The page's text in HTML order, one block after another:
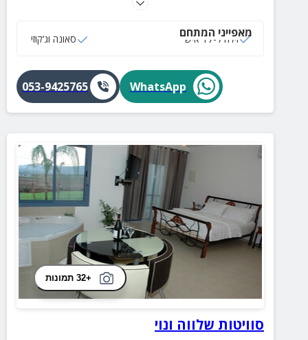
מאפייני המתחם
וילה ל-17 איש סאונה וג‘קוזי
WhatsApp
053-9425765
+32 תמונות
סוויטות שלווה ונוי